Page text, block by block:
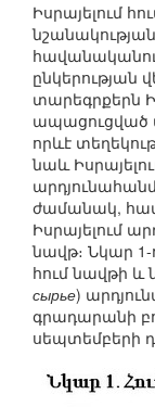
Իսրայելում
ընկերության
տարեգրքերն
ապացուցված
որևէ
նաև
ժամանակ,
Իսրայելում
նավթ։ Նկար 1-
հում նավթի և
сырье)
գրադարանի
սեպտեմբերի